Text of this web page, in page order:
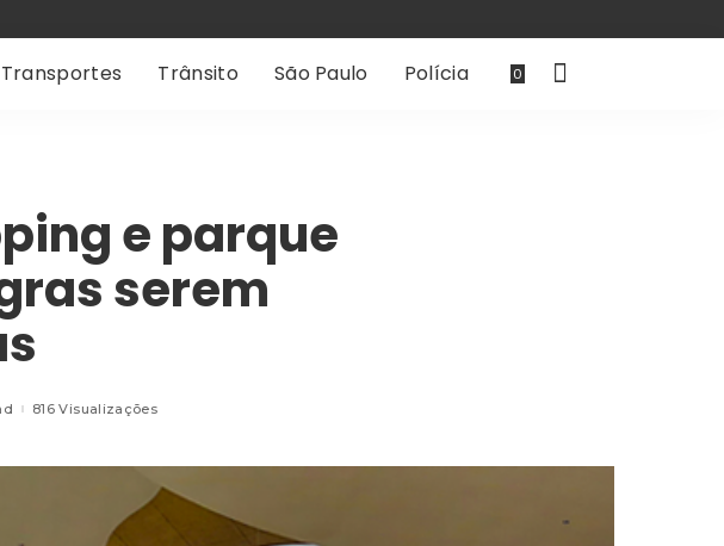
Transportes Trânsito São Paulo Polícia 0
e parque
serem
816 Visualizações